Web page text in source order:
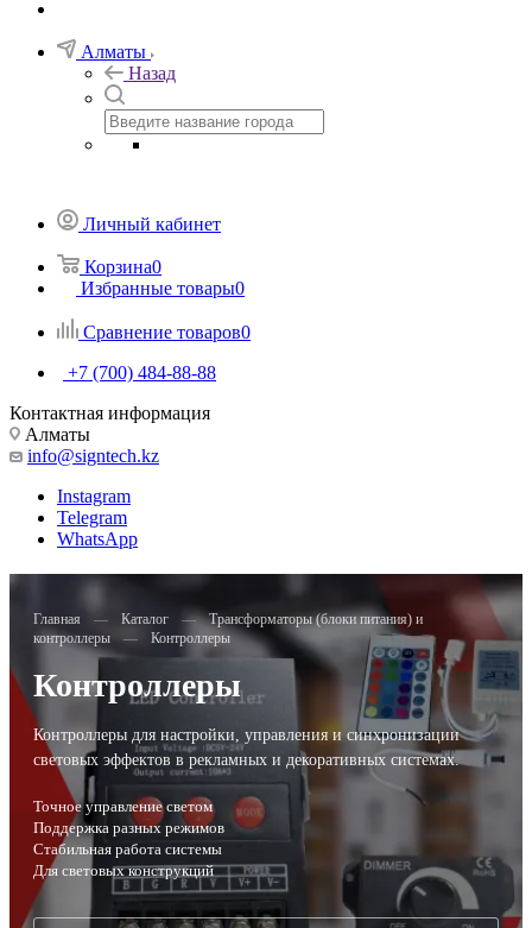
Алматы
Назад
Личный кабинет
Корзина0
Избранные товары0
Сравнение товаров0
+7 (700) 484-88-88
Контактная информация
Алматы
info@signtech.kz
Instagram
Telegram
WhatsApp
Главная — Каталог —
Трансформаторы (блоки питания) и
контроллеры
— Контроллеры
Контроллеры
Контроллеры для настройки, управления и синхронизации
световых эффектов в рекламных и декоративных системах.
Точное управление светом
Поддержка разных режимов
Стабильная работа системы
Для световых конструкций